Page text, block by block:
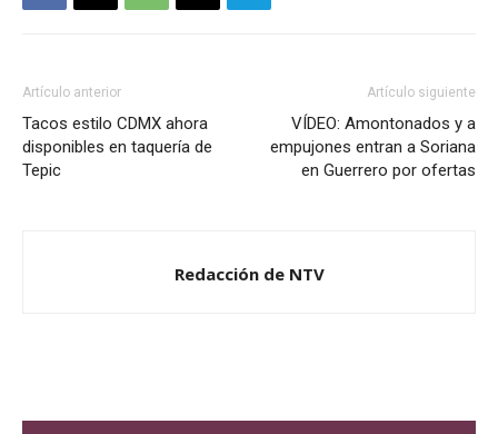
Artículo anterior
Tacos estilo CDMX ahora
disponibles en taquería de
Tepic
Artículo siguiente
VÍDEO: Amontonados y a
empujones entran a Soriana
en Guerrero por ofertas
Redacción de NTV